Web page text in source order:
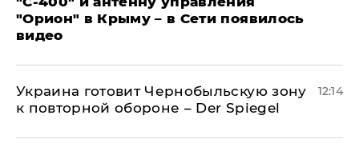
"Орион" в Крыму – в Сети появилось
видео
Украина готовит Чернобыльскую зону
к повторной обороне – Der Spiegel
12:14